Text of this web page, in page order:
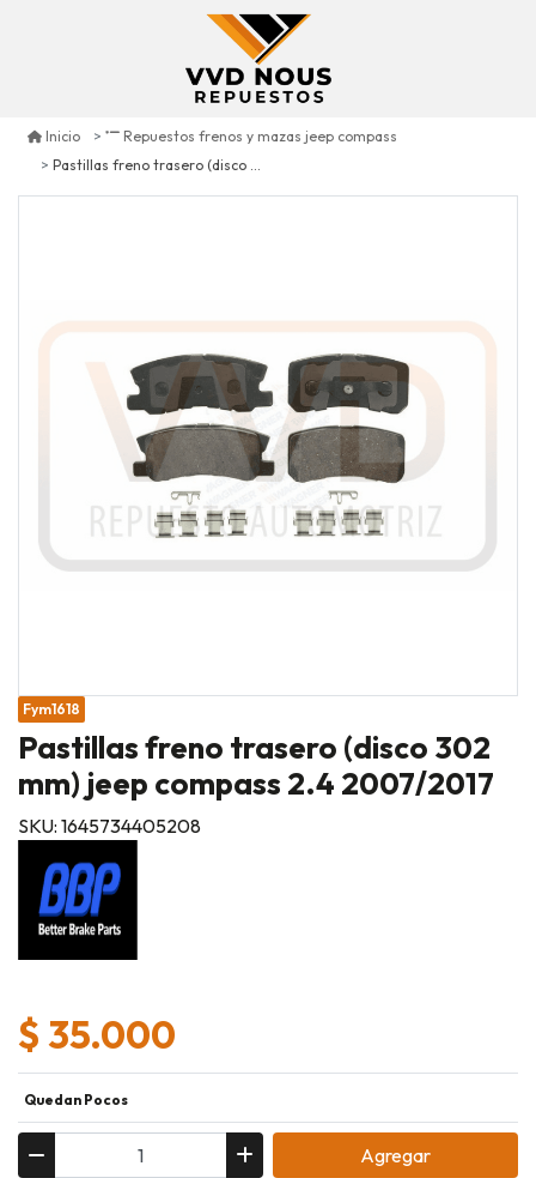
Inicio
Repuestos frenos y mazas jeep compass
Pastillas freno trasero (disco 302 mm) jeep compass 2.4 2007/2017
Fym1618
Pastillas freno trasero (disco 302
mm) jeep compass 2.4 2007/2017
SKU: 1645734405208
$ 35.000
Quedan Pocos
Agregar